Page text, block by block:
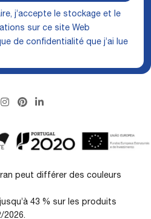
j’accepte le stockage et le
sur ce site Web
de confidentialité que j’ai lue
peut différer des couleurs
43 % sur les produits
2026.